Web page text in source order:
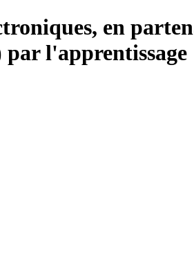
en
l'apprentissage